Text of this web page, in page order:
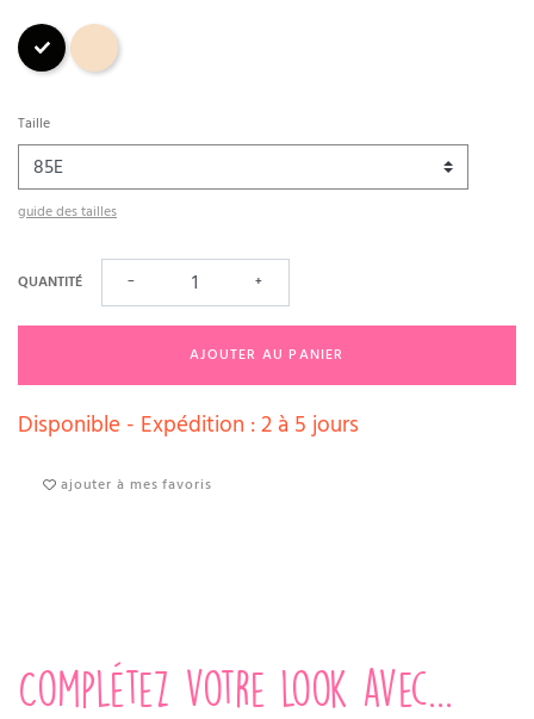
Noir Peau
Taille
guide des tailles
QUANTITÉ − +
AJOUTER AU PANIER
Disponible - Expédition : 2 à 5 jours
ajouter à mes favoris
Complétez votre look avec...